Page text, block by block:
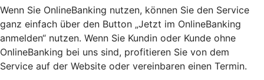
Wenn Sie OnlineBanking nutzen, können Sie den Service
ganz einfach über den Button „Jetzt im OnlineBanking
anmelden“ nutzen. Wenn Sie Kundin oder Kunde ohne
OnlineBanking bei uns sind, profitieren Sie von dem
Service auf der Website oder vereinbaren einen Termin.